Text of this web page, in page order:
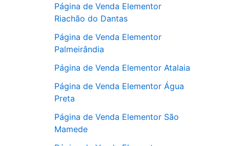
Página de Venda Elementor
Riachão do Dantas
Página de Venda Elementor
Palmeirândia
Página de Venda Elementor Atalaia
Página de Venda Elementor Água
Preta
Página de Venda Elementor São
Mamede